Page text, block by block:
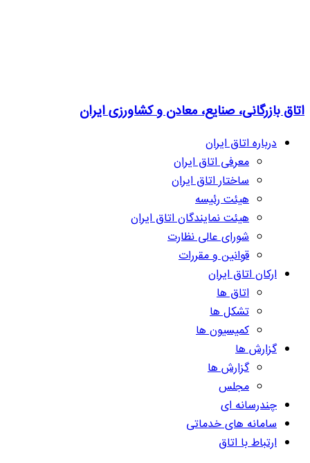
اتاق بازرگانی، صنایع، معادن و کشاورزی ایران
درباره اتاق ایران
معرفی اتاق ایران
ساختار اتاق ایران
هیئت رئیسه
هیئت نمایندگان اتاق ایران
شورای عالی نظارت
قوانین و مقررات
ارکان اتاق ایران
اتاق ها
تشکل ها
کمیسیون ها
گزارش ها
گزارش ها
مجلس
چندرسانه ای
سامانه های خدماتی
ارتباط با اتاق